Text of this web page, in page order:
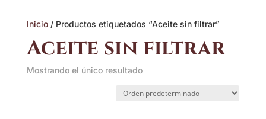
Inicio/ Productos etiquetados “Aceite sin filtrar”
Aceite sin filtrar
Mostrando el único resultado